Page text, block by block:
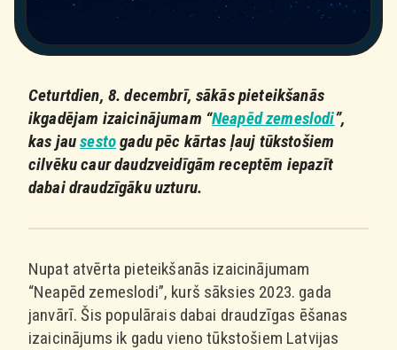
Ceturtdien, 8. decembrī, sākās pieteikšanās
ikgadējam izaicinājumam “Neapēd zemeslodi”,
kas jausestogadu pēc kārtas ļauj tūkstošiem
cilvēku caur daudzveidīgām receptēm iepazīt
dabai draudzīgāku uzturu.
Nupat atvērta pieteikšanās izaicinājumam
“Neapēd zemeslodi”, kurš sāksies 2023. gada
janvārī. Šis populārais dabai draudzīgas ēšanas
izaicinājums ik gadu vieno tūkstošiem Latvijas